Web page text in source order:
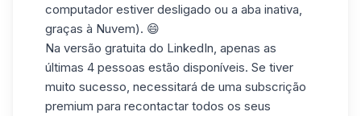
computador estiver desligado ou a aba inativa,
graças à Nuvem). 😄
Na versão gratuita do LinkedIn, apenas as
últimas 4 pessoas estão disponíveis. Se tiver
muito sucesso, necessitará de uma subscrição
premium para recontactar todos os seus